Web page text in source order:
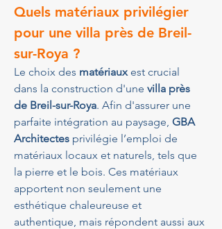
Quels matériaux privilégier
pour une villa près de Breil-
sur-Roya ?
Le choix des matériaux est crucial
dans la construction d'une villa près
de Breil-sur-Roya. Afin d'assurer une
parfaite intégration au paysage, GBA
Architectes privilégie l’emploi de
matériaux locaux et naturels, tels que
la pierre et le bois. Ces matériaux
apportent non seulement une
esthétique chaleureuse et
authentique, mais répondent aussi aux